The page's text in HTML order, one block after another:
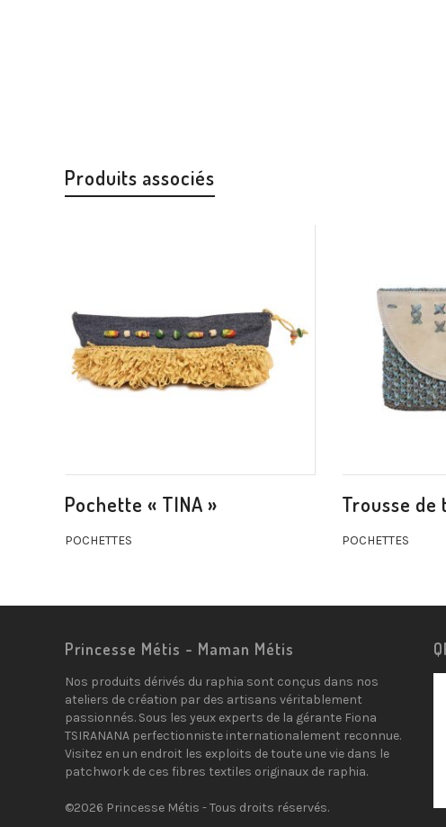
Produits associés
Pochette « TINA »
POCHETTES
Trousse
POCHETTES
Princesse Métis - Maman Métis
Nos produits dérivés du raphia sont conçus dans nos
ateliers de création par des artisans véritablement
passionnés. Sous les yeux experts de la gérante Fiona
TSIRANANA perfectionniste internationalement reconnue.
Visitez en un endroit les exploits de toute une vie dans le
patchwork de ces fibres textiles originaux de raphia.
©2026 Princesse Métis - Tous droits réservés.